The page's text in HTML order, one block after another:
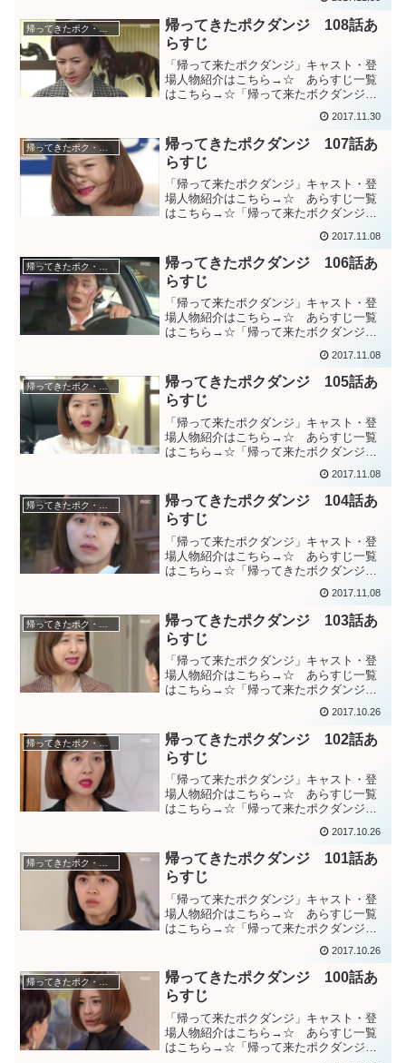
秘書の携帯が送られてくる。チェ秘書は
死んでいないと考えるダンジたち。ソジ
ンの元にはチェ秘書が持っ...
帰ってきたポク・ダンジ（棘と蜜）
帰ってきたポクダンジ 108話あ
らすじ
「帰って来たポクダンジ」キャスト・登
場人物紹介はこちら→☆ あらすじ一覧
はこちら→☆「帰って来たボクダンジ」
わりになった証拠をウン女史に突きつけ
るジョンウクとダンジ。またウジンの人
生を壊したと怒るウジン母...
2017.11.30
帰ってきたポクダンジ 107話あ
らすじ
「帰って来たポクダンジ」キャスト・登
場人物紹介はこちら→☆ あらすじ一覧
はこちら→☆「帰って来たボクダンジ」
話を聞くジョンウクとダンジ。ソジンの
事を助けてくれとウジンに懇願するウン
女史。ウジンが指示してチ...
2017.11.08
帰ってきたポク・ダンジ（棘と蜜）
帰ってきたポクダンジ 106話あ
らすじ
「帰って来たポクダンジ」キャスト・登
場人物紹介はこちら→☆ あらすじ一覧
はこちら→☆「帰って来たボクダンジ」
らそうとするチェ秘書を追いかけるソジ
ン。ダンジに電話をかけ、車載カメラ映
像を隠した場所を話そうと...
2017.11.08
帰ってきたポク・ダンジ（棘と蜜）
帰ってきたポクダンジ 105話あ
らすじ
「帰って来たポクダンジ」キャスト・登
場人物紹介はこちら→☆ あらすじ一覧
はこちら→☆「帰って来たボクダンジ」
になり、慌てて映像を削除するファヨ
ン。その携帯を奪うダンジ。ファヨンが
ミンギュの病室映像を持...
2017.11.08
帰ってきたポクダンジ 104話あ
らすじ
「帰って来たポクダンジ」キャスト・登
場人物紹介はこちら→☆ あらすじ一覧
はこちら→☆「帰ってきたボクダンジ」
されるウジン母。ウジン母が車の窓から
投げ捨てた昔の写真を見て、それに写る
のがウジンとソジンだと気...
2017.11.08
帰ってきたポクダンジ 103話あ
らすじ
「帰って来たポクダンジ」キャスト・登
場人物紹介はこちら→☆ あらすじ一覧
はこちら→☆「帰って来たポクダンジ」
１０３話あらすじジョンウクと共に会社
に現れたウジン母に驚くウン女史。息子
ウジンと20年も絶縁状態にしたウン女史
を許せないウジン母。ウ...
2017.10.26
帰ってきたポク・ダンジ（棘と蜜）
帰ってきたポクダンジ 102話あ
らすじ
「帰って来たポクダンジ」キャスト・登
場人物紹介はこちら→☆ あらすじ一覧
はこちら→☆「帰って来たポクダンジ」
はなくソン・ウジンだとバレたらジョン
ウクたちはソジンをただじゃ置かないだ
ろう”と言うウン女史に...
2017.10.26
帰ってきたポクダンジ 101話あ
らすじ
「帰って来たポクダンジ」キャスト・登
場人物紹介はこちら→☆ あらすじ一覧
はこちら→☆「帰って来たポクダンジ」
ン女史。”言うとおりにしたら父親がウジ
ンにした事への補償をする””ダンジたちが
尋ねに来ても、何も...
2017.10.26
帰ってきたポクダンジ 100話あ
らすじ
「帰って来たポクダンジ」キャスト・登
場人物紹介はこちら→☆ あらすじ一覧
はこちら→☆「帰って来たポクダンジ」